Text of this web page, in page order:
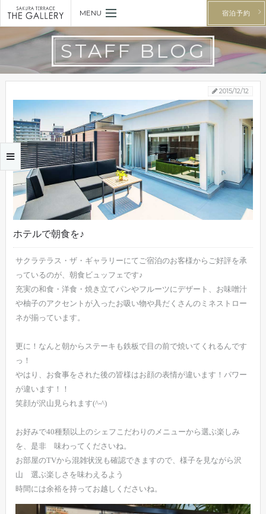
MENU 宿泊予約
STAFF BLOG
2015/12/12
ホテルで朝食を♪
サクラテラス・ザ・ギャラリーにてご宿泊のお客様からご好評を承
っているのが、朝食ビュッフェです♪
充実の和食・洋食・焼き立てパンやフルーツにデザート、お味噌汁
や柚子のアクセントが入ったお吸い物や具だくさんのミネストロー
ネが揃っています。
更に！なんと朝からステーキも鉄板で目の前で焼いてくれるんです
っ！
やはり、お食事をされた後の皆様はお顔の表情が違います！パワー
が違います！！
笑顔が沢山見られます(^-^)
お好みで40種類以上のシェフこだわりのメニューから選ぶ楽しみ
を、是非 味わってくださいね。
お部屋のTVから混雑状況も確認できますので、様子を見ながら沢
山 選ぶ楽しさを味わえるよう
時間には余裕を持ってお越しくださいね。